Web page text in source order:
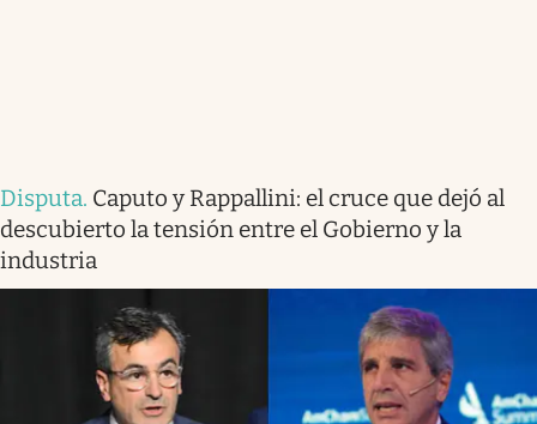
Disputa. Caputo y Rappallini: el cruce que dejó al
descubierto la tensión entre el Gobierno y la
industria